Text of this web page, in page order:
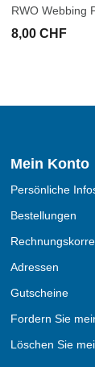
RWO Webbing
8,00 CHF
Mein Konto
Persönliche
Bestellungen
Adressen
Gutscheine
Fordern Sie
Löschen Sie